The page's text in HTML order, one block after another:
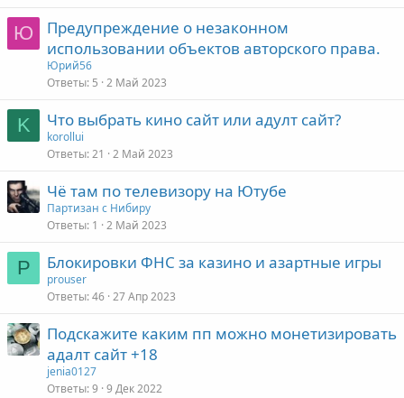
Ю
Предупреждение о незаконном
использовании объектов авторского права.
Юрий56
Ответы 5 2 Май 2023
K Что выбрать кино сайт или адулт сайт?
korollui
Ответы 21 2 Май 2023
Чё там по телевизору на Ютубе
Партизан с Нибиру
Ответы 1 2 Май 2023
P Блокировки ФНС за казино и азартные игры
prouser
Ответы 46 27 Апр 2023
Подскажите каким пп можно монетизировать
адалт сайт +18
jenia0127
Ответы 9 9 Дек 2022